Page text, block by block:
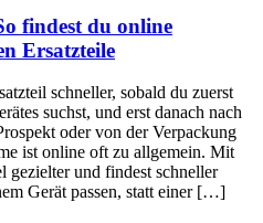
findest du online
Ersatzteile
schneller, sobald du zuerst
suchst, und erst danach nach
oder von der Verpackung
ist online oft zu allgemein. Mit
gezielter und findest schneller
Gerät passen, statt einer […]